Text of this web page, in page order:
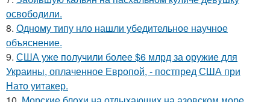
освободили.
8. Одному типу нло нашли убедительное научное
объяснение.
9. США уже получили более $6 млрд за оружие для
Украины, оплаченное Европой, - постпред США при
Нато уитакер.